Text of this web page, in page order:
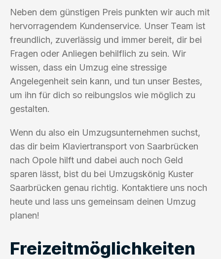
Neben dem günstigen Preis punkten wir auch mit
hervorragendem Kundenservice. Unser Team ist
freundlich, zuverlässig und immer bereit, dir bei
Fragen oder Anliegen behilflich zu sein. Wir
wissen, dass ein Umzug eine stressige
Angelegenheit sein kann, und tun unser Bestes,
um ihn für dich so reibungslos wie möglich zu
gestalten.
Wenn du also ein Umzugsunternehmen suchst,
das dir beim Klaviertransport von Saarbrücken
nach Opole hilft und dabei auch noch Geld
sparen lässt, bist du bei Umzugskönig Kuster
Saarbrücken genau richtig. Kontaktiere uns noch
heute und lass uns gemeinsam deinen Umzug
planen!
Freizeitmöglichkeiten